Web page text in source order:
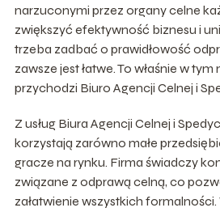
narzuconymi przez organy celne
zwiększyć efektywność biznesu i
trzeba zadbać o prawidłowość
zawsze jest łatwe. To właśnie w
przychodzi Biuro Agencji Celnej i
Z usług Biura Agencji Celnej i
korzystają zarówno małe
gracze na rynku. Firma świadczy
związane z odprawą celną, co
załatwienie wszystkich